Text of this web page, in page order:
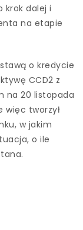
krok dalej i
na etapie
o kredycie
CCD2 z
na 20 listopada
więc tworzył
w jakim
o ile